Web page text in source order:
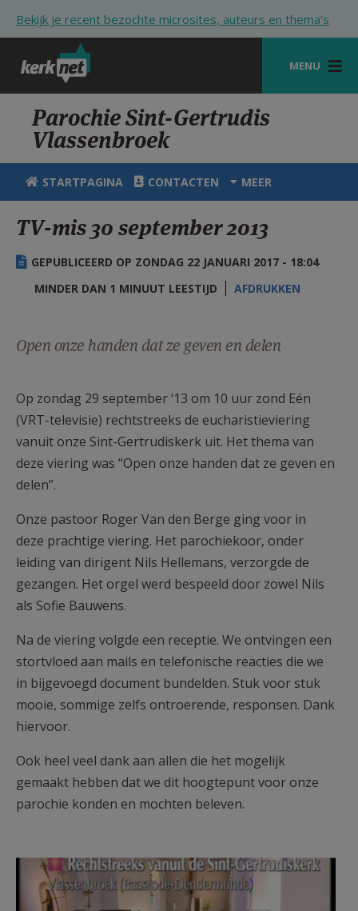
Bekijk je recent bezochte microsites, auteurs en thema's
MENU
STARTPAGINA
KERK
VIERINGEN
ZOEKEN
MIJN PAROCHIE
Parochie Sint-Gertrudis
Vlassenbroek
STARTPAGINA CONTACTEN MEER
TV-mis 30 september 2013
GEPUBLICEERD OP ZONDAG 22 JANUARI 2017 - 18:04
MINDER DAN 1 MINUUT LEESTIJD
AFDRUKKEN
Open onze handen dat ze geven en delen
Op zondag 29 september ‘13 om 10 uur zond Eén
(VRT-televisie) rechtstreeks de eucharistieviering
vanuit onze Sint-Gertrudiskerk uit. Het thema van
deze viering was “Open onze handen dat ze geven en
delen”.
Onze pastoor Roger Van den Berge ging voor in
deze prachtige viering. Het parochiekoor, onder
leiding van dirigent Nils Hellemans, verzorgde de
gezangen. Het orgel werd bespeeld door zowel Nils
als Sofie Bauwens.
Na de viering volgde een receptie. We ontvingen een
stortvloed aan mails en telefonische reacties die we
in bijgevoegd document bundelden. Stuk voor stuk
mooie, sommige zelfs ontroerende, responsen. Dank
hiervoor.
Ook heel veel dank aan allen die het mogelijk
gemaakt hebben dat we dit hoogtepunt voor onze
parochie konden en mochten beleven.